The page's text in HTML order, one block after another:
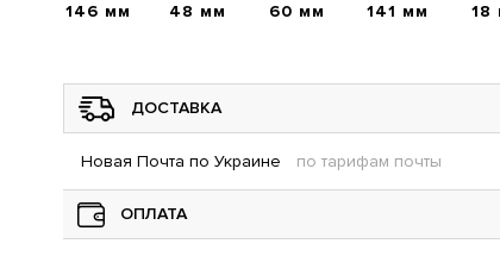
146 мм 48 мм 60 мм 141 мм 18
ДОСТАВКА
Новая Почта по Украине по тарифам почты
ОПЛАТА